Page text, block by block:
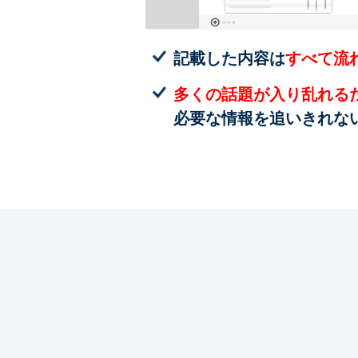
記載した内容はすべて流
多くの話題が入り乱れる
必要な情報を追いきれな